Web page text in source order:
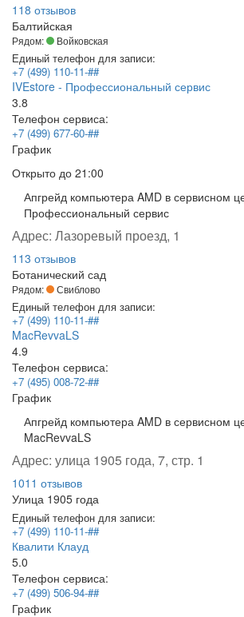
118 отзывов
Балтийская
Рядом: Войковская
Единый телефон для записи:
+7 (499) 110-11-##
IVEstore - Профессиональный сервис
3.8
Телефон сервиса:
+7 (499) 677-60-##
График
Открыто до 21:00
Апгрейд компьютера AMD в сервисном
Профессиональный сервис
Адрес: Лазоревый проезд, 1
113 отзывов
Ботанический сад
Рядом: Свиблово
Единый телефон для записи:
+7 (499) 110-11-##
MacRevvaLS
4.9
Телефон сервиса:
+7 (495) 008-72-##
График
Апгрейд компьютера AMD в сервисном
MacRevvaLS
Адрес: улица 1905 года, 7, стр. 1
1011 отзывов
Улица 1905 года
Единый телефон для записи:
+7 (499) 110-11-##
Квалити Клауд
5.0
Телефон сервиса:
+7 (499) 506-94-##
График